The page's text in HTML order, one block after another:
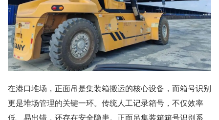
在港口堆场，正面吊是集装箱搬运的核心设备，而箱号识别
更是堆场管理的关键一环。传统人工记录箱号，不仅效率
低、易出错，还存在安全隐患。正面吊集装箱箱号识别系